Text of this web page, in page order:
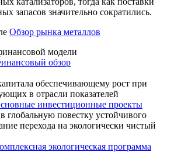
запасов значительно сократились.
Обзор рынка металлов
модели
обзор
обеспечивающему рост при
в отрасли показателей
инвестиционные проекты
повестку устойчивого
перехода на экологически чистый
экологическая программа